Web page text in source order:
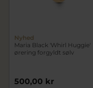
Nyhed
Maria Black 'Whirl Huggie'
ørering forgyldt sølv
500,00 kr